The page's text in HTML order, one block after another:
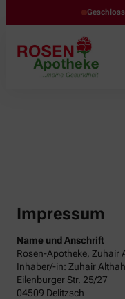
Impressum
Name und Anschrift
Rosen-Apotheke, Zuhair
Inhaber/-in: Zuhair
Eilenburger Str. 25/27
04509 Delitzsch